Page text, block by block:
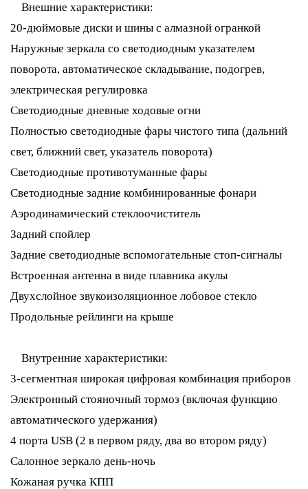
Внешние характеристики:
20-дюймовые диски и шины с алмазной огранкой
Наружные зеркала со светодиодным указателем
поворота, автоматическое складывание, подогрев,
электрическая регулировка
Светодиодные дневные ходовые огни
Полностью светодиодные фары чистого типа (дальний
свет, ближний свет, указатель поворота)
Светодиодные противотуманные фары
Светодиодные задние комбинированные фонари
Аэродинамический стеклоочиститель
Задний спойлер
Задние светодиодные вспомогательные стоп-сигналы
Встроенная антенна в виде плавника акулы
Двухслойное звукоизоляционное лобовое стекло
Продольные рейлинги на крыше
Внутренние характеристики:
3-сегментная широкая цифровая комбинация приборов
Электронный стояночный тормоз (включая функцию
автоматического удержания)
4 порта USB (2 в первом ряду, два во втором ряду)
Салонное зеркало день-ночь
Кожаная ручка КПП